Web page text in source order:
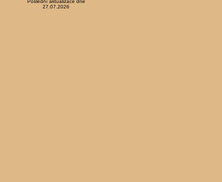
Poslední aktualizace dne
27.07.2026